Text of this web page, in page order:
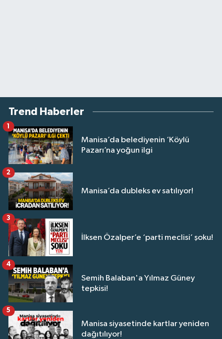
Trend Haberler
Manisa’da belediyenin ‘Köylü
Pazarı’na yoğun ilgi
1
Manisa’da dubleks ev satılıyor!
2
İlksen Özalper’e ‘parti meclisi’ şoku!
3
Semih Balaban'a Yılmaz Güney
tepkisi!
4
Manisa siyasetinde kartlar yeniden
dağıtılıyor!
5